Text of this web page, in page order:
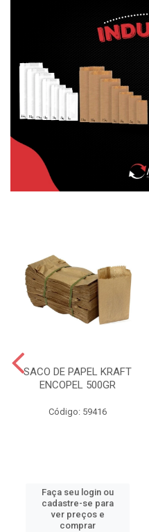
SACO DE PAPEL KRAFT
ENCOPEL 500GR
Código: 59416
Faça seu login ou
cadastre-se para
ver preços e
comprar